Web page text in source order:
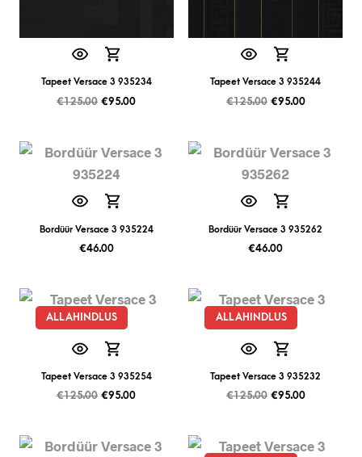
Tapeet Versace 3 935234
€125.00 €95.00
Tapeet Versace 3 935244
€125.00 €95.00
Bordüür Versace 3 935224
€46.00
Bordüür Versace 3 935262
€46.00
ALLAHINDLUS
Tapeet Versace 3 935254
€125.00 €95.00
ALLAHINDLUS
Tapeet Versace 3 935232
€125.00 €95.00